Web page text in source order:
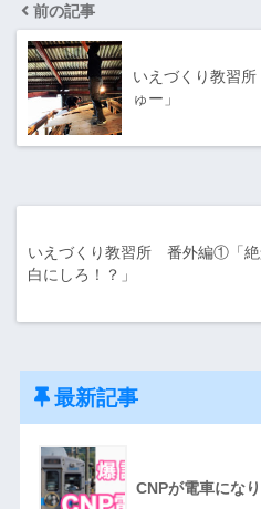
前の記事
いえづくり教習
ゅー」
いえづくり教習所 番外編①「絶
白にしろ！？」
最新記事
CNPが電車にな